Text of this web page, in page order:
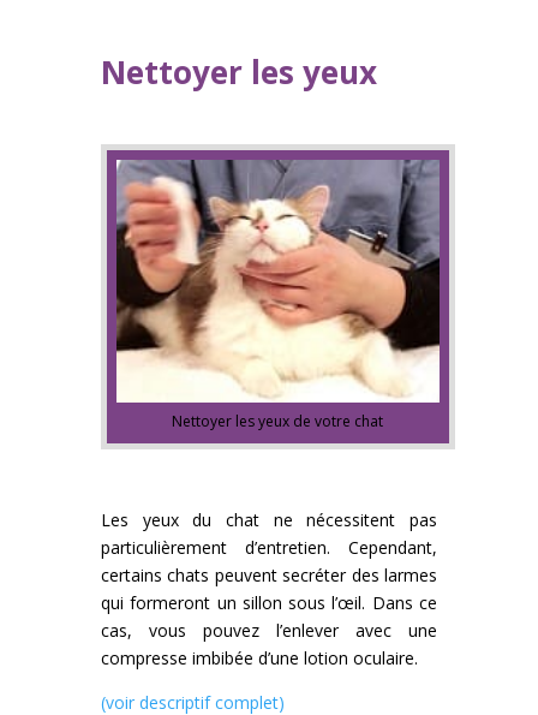
Nettoyer les yeux
Nettoyer les yeux de votre chat
Les yeux du chat ne nécessitent pas
particulièrement d’entretien. Cependant,
certains chats peuvent secréter des larmes
qui formeront un sillon sous l’œil. Dans ce
cas, vous pouvez l’enlever avec une
compresse imbibée d’une lotion oculaire.
(voir descriptif complet)